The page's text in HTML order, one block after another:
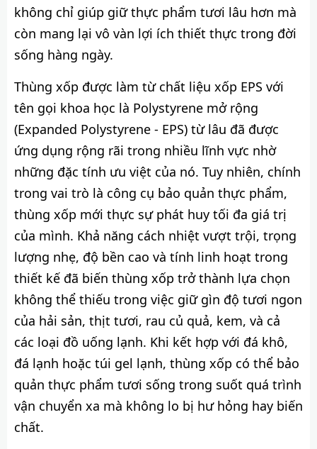
không chỉ giúp giữ thực phẩm tươi lâu hơn mà
còn mang lại vô vàn lợi ích thiết thực trong đời
sống hàng ngày.
Thùng xốp được làm từ chất liệu xốp EPS với
tên gọi khoa học là Polystyrene mở rộng
(Expanded Polystyrene - EPS) từ lâu đã được
ứng dụng rộng rãi trong nhiều lĩnh vực nhờ
những đặc tính ưu việt của nó. Tuy nhiên, chính
trong vai trò là công cụ bảo quản thực phẩm,
thùng xốp mới thực sự phát huy tối đa giá trị
của mình. Khả năng cách nhiệt vượt trội, trọng
lượng nhẹ, độ bền cao và tính linh hoạt trong
thiết kế đã biến thùng xốp trở thành lựa chọn
không thể thiếu trong việc giữ gìn độ tươi ngon
của hải sản, thịt tươi, rau củ quả, kem, và cả
các loại đồ uống lạnh. Khi kết hợp với đá khô,
đá lạnh hoặc túi gel lạnh, thùng xốp có thể bảo
quản thực phẩm tươi sống trong suốt quá trình
vận chuyển xa mà không lo bị hư hỏng hay biến
chất.